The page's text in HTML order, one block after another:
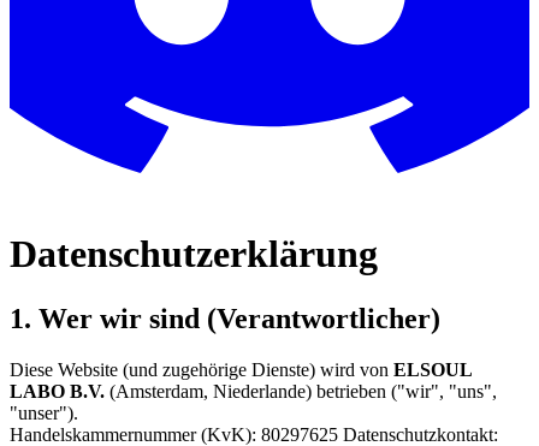
Datenschutzerklärung
1. Wer wir sind (Verantwortlicher)
Diese Website (und zugehörige Dienste) wird von ELSOUL
LABO B.V. (Amsterdam, Niederlande) betrieben ("wir", "uns",
"unser").
Handelskammernummer (KvK): 80297625 Datenschutzkontakt: